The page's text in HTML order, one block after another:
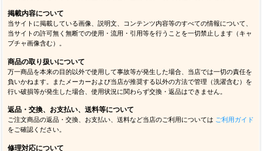
掲載内容について
当サイトに掲載している画像、説明文、コンテンツ内容等のすべての情報について、
当サイトの許可無く無断での使用・流用・引用等を行うことを一切禁止します（キャ
プチャ画像含む）。
商品の取り扱いについて
万一商品を本来の目的以外で使用して事故等が発生した場合、当店では一切の責任を
負いかねます。またメーカーおよび当店が推奨する以外の方法で管理（洗濯含む）を
行い破損等が発生した場合、使用状況に関わらず交換・返品はできません。
返品・交換、お支払い、送料等について
ご注文商品の返品・交換、お支払い、送料など当店のご利用については ご利用ガイド
をご確認ください。
修理対応について